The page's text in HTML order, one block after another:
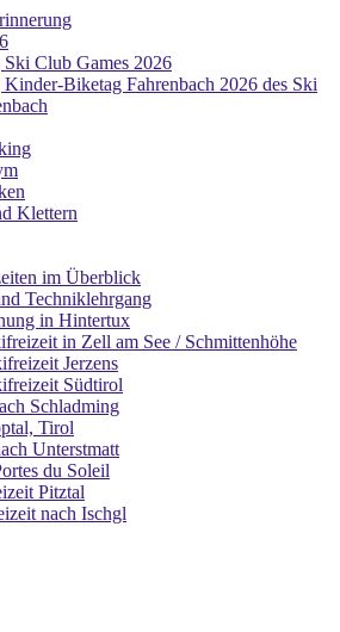
Club Games 2026
Biketag Fahrenbach 2026 des Ski
Klettern
im Überblick
Techniklehrgang
in Hintertux
in Zell am See / Schmittenhöhe
Jerzens
Südtirol
Schladming
Tirol
Unterstmatt
du Soleil
Pitztal
nach Ischgl